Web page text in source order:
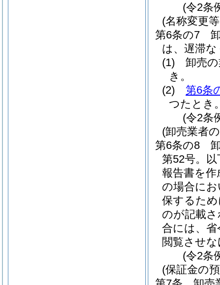
(令2条
(名称変更
第6条の7
は、遅滞
(1)
卸売
き。
(2)
第6条
つたとき
(令2条
(卸売業者
第6条の8
第52号。
報告書を
の場合に
保するた
のが記載
合には、
閲覧させ
(令2条
(保証金の